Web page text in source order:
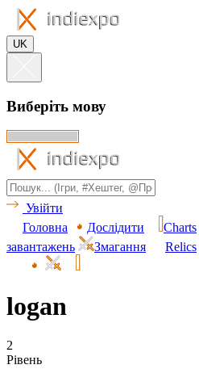
UK
Виберіть мову
Увійти
Головна
Дослідити Charts
завантажень
Змагання Relics
logan
2
Рівень